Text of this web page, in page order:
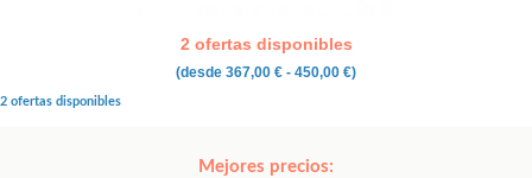
2 ofertas disponibles
(desde 367,00 € - 450,00 €)
2 ofertas disponibles
Mejores precios: